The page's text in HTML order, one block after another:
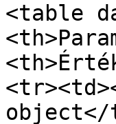
<table
object</